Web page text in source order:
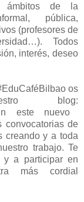
ámbitos de la
pública,
(profesores de
Todos
interés, deseo
os
blog:
este nuevo
convocatorias de
creando y a toda
trabajo. Te
y a participar en
más cordial